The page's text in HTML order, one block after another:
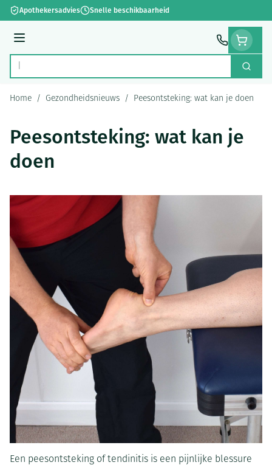
Ga naar de inhoud
Apothekersadvies Snelle beschikbaarheid
Menu
Product, merk, categorie... Zoek
Home / Gezondheidsnieuws / Peesontsteking: wat kan je doen
Peesontsteking: wat kan je
doen
Een peesontsteking of tendinitis is een pijnlijke blessure